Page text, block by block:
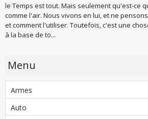
le Temps est tout. Mais seulement qu'est-ce
comme l'air. Nous vivons en lui, et ne
et comment l'utiliser. Toutefois, c'est une
à la base de to...
Menu
Armes
Auto